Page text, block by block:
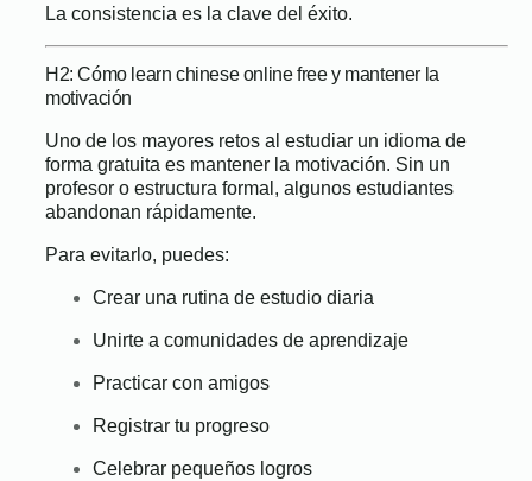
La consistencia es la clave del éxito.
H2: Cómo learn chinese online free y mantener la
motivación
Uno de los mayores retos al estudiar un idioma de
forma gratuita es mantener la motivación. Sin un
profesor o estructura formal, algunos estudiantes
abandonan rápidamente.
Para evitarlo, puedes:
Crear una rutina de estudio diaria
Unirte a comunidades de aprendizaje
Practicar con amigos
Registrar tu progreso
Celebrar pequeños logros